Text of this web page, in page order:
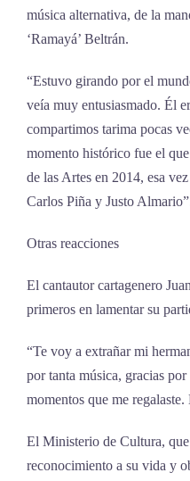
música alternativa, de la
‘Ramayá’ Beltrán.
“Estuvo girando por el
veía muy entusiasmado. Él
compartimos tarima pocas
momento histórico fue el
de las Artes en 2014, esa
Carlos Piña y Justo
Otras reacciones
El cantautor cartagenero
primeros en lamentar su
“Te voy a extrañar mi
por tanta música, gracias
momentos que me
El Ministerio de Cultura,
reconocimiento a su vida y